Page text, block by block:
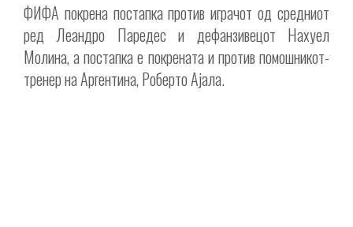
ФИФА покрена постапка против играчот од средниот
ред Леандро Паредес и дефанзивецот Нахуел
Молина, а постапка е покрената и против помошникот-
тренер на Аргентина, Роберто Ајала.